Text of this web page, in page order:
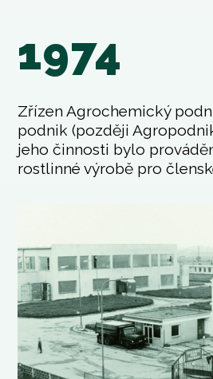
1974
Zřízen Agrochemický
podnik (později
jeho činnosti bylo
rostlinné výrobě pro